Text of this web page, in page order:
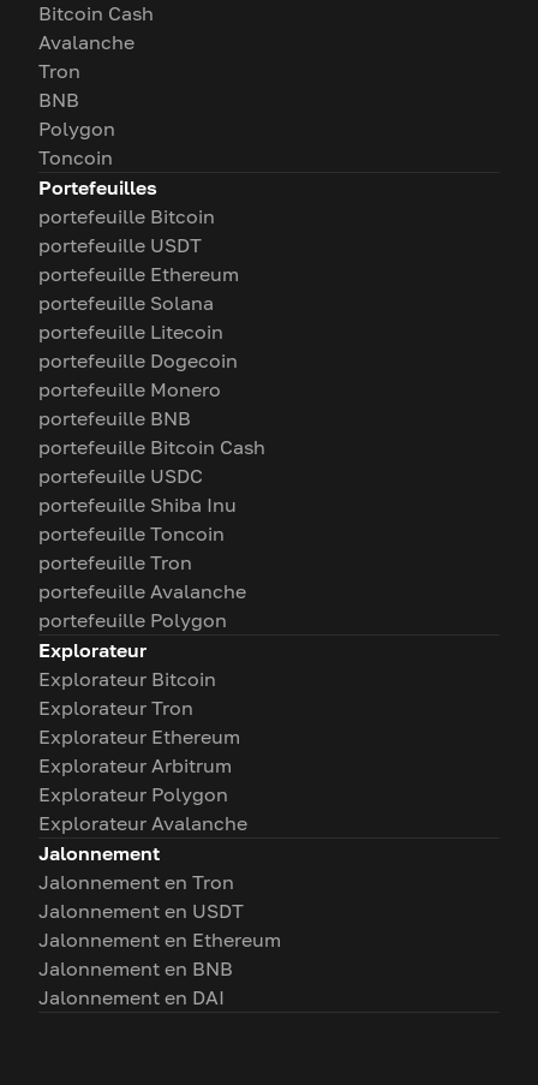
Bitcoin Cash
Avalanche
Tron
BNB
Polygon
Toncoin
Portefeuilles
portefeuille Bitcoin
portefeuille USDT
portefeuille Ethereum
portefeuille Solana
portefeuille Litecoin
portefeuille Dogecoin
portefeuille Monero
portefeuille BNB
portefeuille Bitcoin Cash
portefeuille USDC
portefeuille Shiba Inu
portefeuille Toncoin
portefeuille Tron
portefeuille Avalanche
portefeuille Polygon
Explorateur
Explorateur Bitcoin
Explorateur Tron
Explorateur Ethereum
Explorateur Arbitrum
Explorateur Polygon
Explorateur Avalanche
Jalonnement
Jalonnement en Tron
Jalonnement en USDT
Jalonnement en Ethereum
Jalonnement en BNB
Jalonnement en DAI